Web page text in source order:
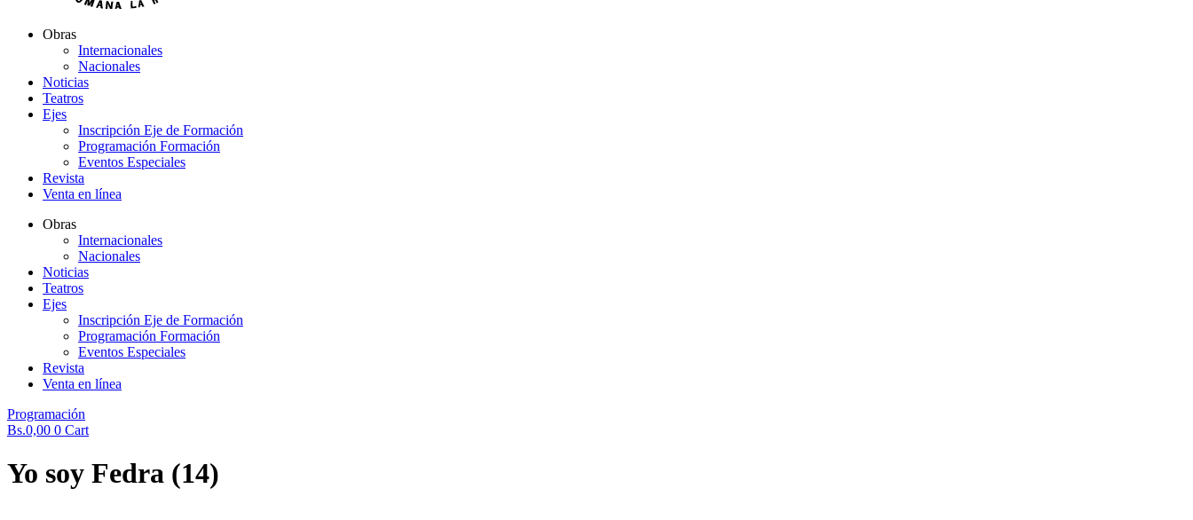
Obras
Internacionales
Nacionales
Noticias
Teatros
Ejes
Inscripción Eje de Formación
Programación Formación
Eventos Especiales
Revista
Venta en línea
Obras
Internacionales
Nacionales
Noticias
Teatros
Ejes
Inscripción Eje de Formación
Programación Formación
Eventos Especiales
Revista
Venta en línea
Programación
Bs.0,00 0 Cart
Yo soy Fedra (14)